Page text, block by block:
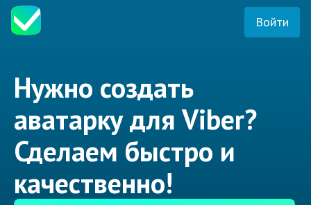
Войти
Нужно создать
аватарку для Viber?
Сделаем быстро и
качественно!